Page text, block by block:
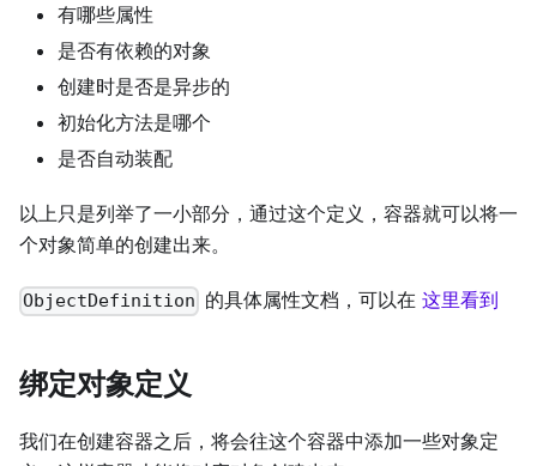
有哪些属性
是否有依赖的对象
创建时是否是异步的
初始化方法是哪个
是否自动装配
以上只是列举了一小部分，通过这个定义，容器就可以将一
个对象简单的创建出来。
ObjectDefinition 的具体属性文档，可以在这里看到
绑定对象定义
我们在创建容器之后，将会往这个容器中添加一些对象定